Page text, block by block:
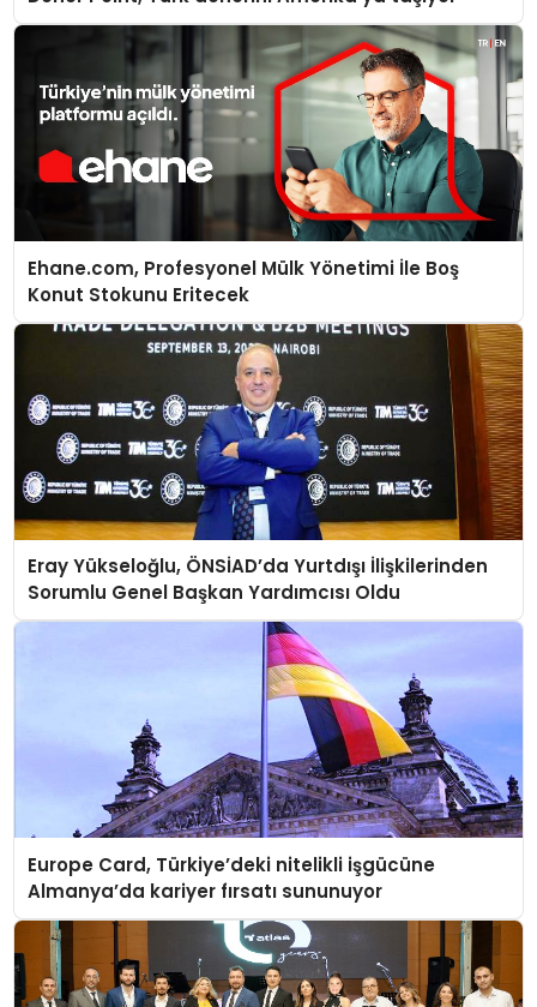
Ehane.com, Profesyonel Mülk Yönetimi İle Boş
Konut Stokunu Eritecek
Eray Yükseloğlu, ÖNSİAD’da Yurtdışı İlişkilerinden
Sorumlu Genel Başkan Yardımcısı Oldu
Europe Card, Türkiye’deki nitelikli işgücüne
Almanya’da kariyer fırsatı sununuyor